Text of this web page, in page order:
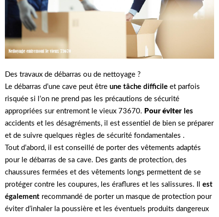
Des travaux de débarras ou de nettoyage ?
Le débarras d’une cave peut être une tâche difficile et parfois
risquée si l’on ne prend pas les précautions de sécurité
appropriées sur entremont le vieux 73670. Pour éviter les
accidents et les désagréments, il est essentiel de bien se préparer
et de suivre quelques règles de sécurité fondamentales .
Tout d’abord, il est conseillé de porter des vêtements adaptés
pour le débarras de sa cave. Des gants de protection, des
chaussures fermées et des vêtements longs permettent de se
protéger contre les coupures, les éraflures et les salissures. Il est
également recommandé de porter un masque de protection pour
éviter d’inhaler la poussière et les éventuels produits dangereux